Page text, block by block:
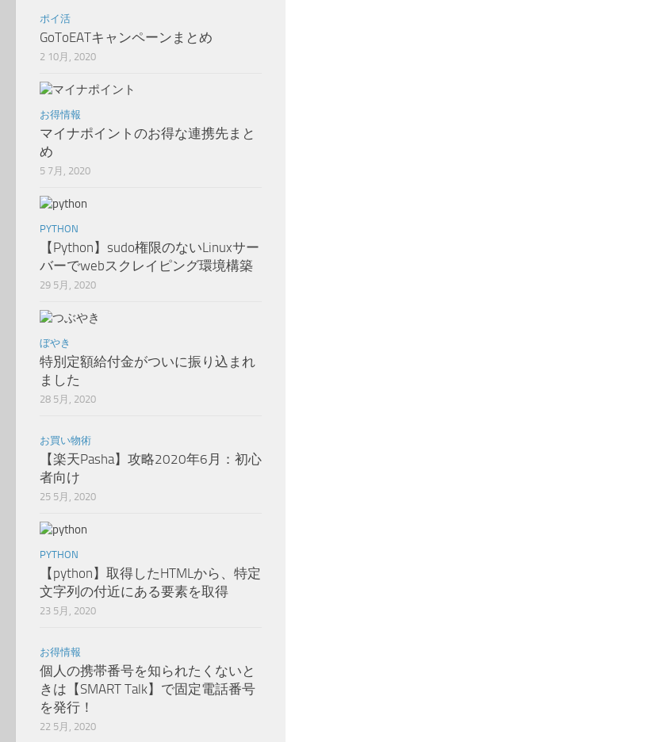
ポイ活
GoToEATキャンペーンまとめ
2 10月, 2020
お得情報
マイナポイントのお得な連携先まと
め
5 7月, 2020
PYTHON
【Python】sudo権限のないLinuxサー
バーでwebスクレイピング環境構築
29 5月, 2020
ぼやき
特別定額給付金がついに振り込まれ
ました
28 5月, 2020
お買い物術
【楽天Pasha】攻略2020年6月：初心
者向け
25 5月, 2020
PYTHON
【python】取得したHTMLから、特定
文字列の付近にある要素を取得
23 5月, 2020
お得情報
個人の携帯番号を知られたくないと
きは【SMART Talk】で固定電話番号
を発行！
22 5月, 2020